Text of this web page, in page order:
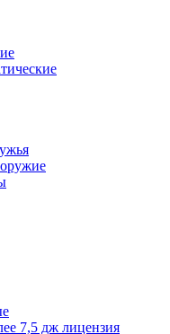
7,5 дж лицензия